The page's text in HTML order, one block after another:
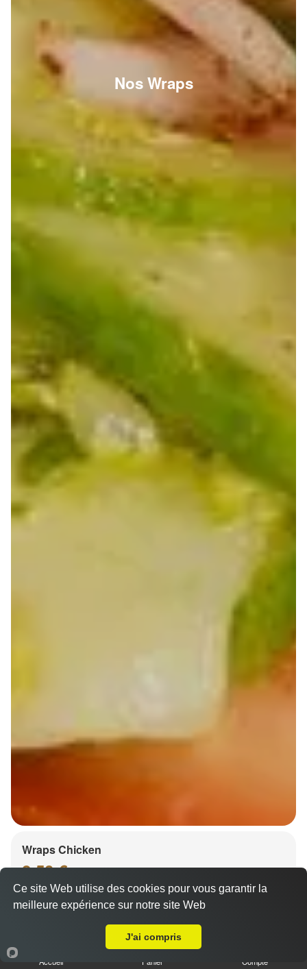
Nos Wraps
Wraps Chicken
8.50 €
Accueil Panier Compte
Ce site Web utilise des cookies pour vous garantir la
meilleure expérience sur notre site Web
J'ai compris